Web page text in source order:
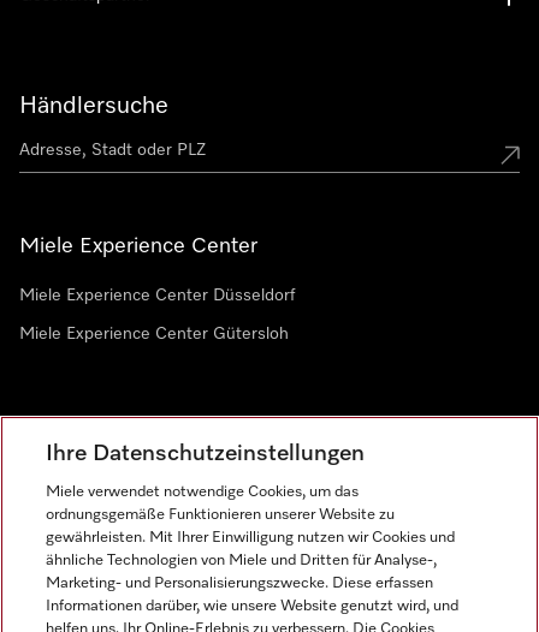
Händlersuche
Miele Experience Center
Miele Experience Center Düsseldorf
Miele Experience Center Gütersloh
Ihre Datenschutzeinstellungen
Miele verwendet notwendige Cookies, um das
ordnungsgemäße Funktionieren unserer Website zu
gewährleisten. Mit Ihrer Einwilligung nutzen wir Cookies und
ähnliche Technologien von Miele und Dritten für Analyse-,
Marketing- und Personalisierungszwecke. Diese erfassen
Informationen darüber, wie unsere Website genutzt wird, und